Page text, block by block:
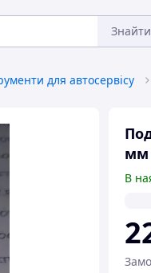
Знайти
для автосервісу
мм
В